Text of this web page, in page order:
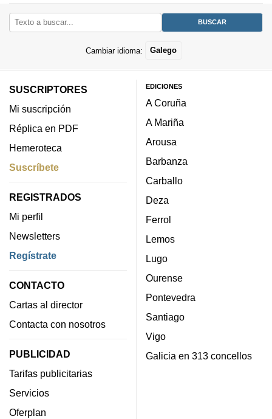
Cambiar idioma: Galego
SUSCRIPTORES
Mi suscripción
Réplica en PDF
Hemeroteca
Suscríbete
REGISTRADOS
Mi perfil
Newsletters
Regístrate
CONTACTO
Cartas al director
Contacta con nosotros
PUBLICIDAD
Tarifas publicitarias
Servicios
Oferplan
EDICIONES
A Coruña
A Mariña
Arousa
Barbanza
Carballo
Deza
Ferrol
Lemos
Lugo
Ourense
Pontevedra
Santiago
Vigo
Galicia en 313 concellos